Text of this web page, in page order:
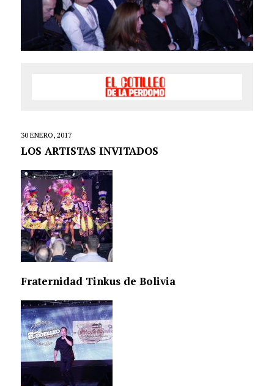
30 ENERO, 2017
LOS ARTISTAS INVITADOS
Fraternidad Tinkus de Bolivia